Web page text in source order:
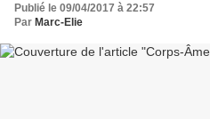
Publié le 09/04/2017 à 22:57
Par Marc-Elie